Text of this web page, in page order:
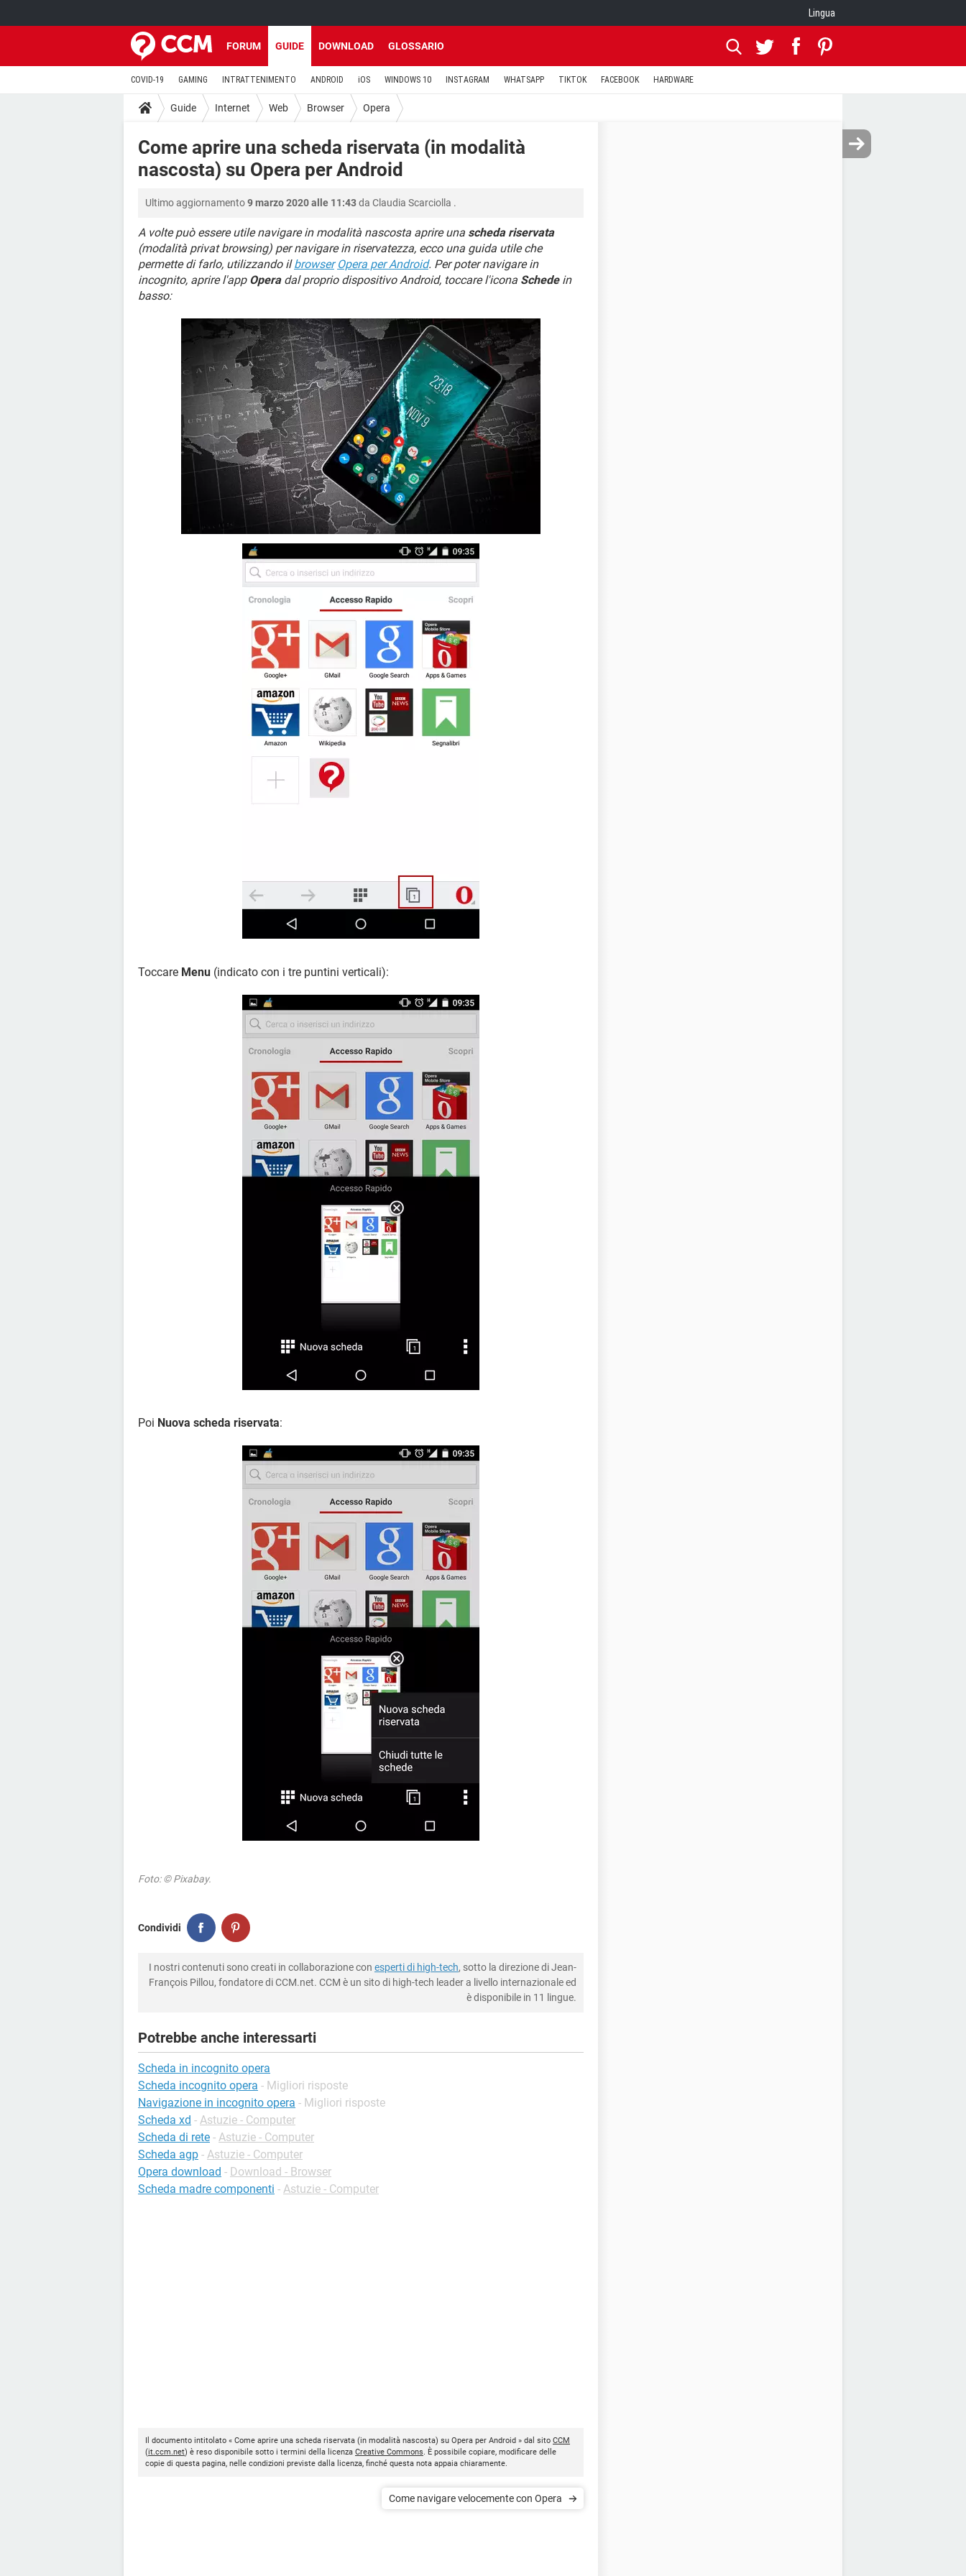
Lingua
FORUM GUIDE DOWNLOAD GLOSSARIO
COVID-19 GAMING INTRATTENIMENTO ANDROID iOS WINDOWS 10 INSTAGRAM WHATSAPP TIKTOK FACEBOOK HARDWARE
Guide Internet Web Browser Opera
Come aprire una scheda riservata (in modalità
nascosta) su Opera per Android
Ultimo aggiornamento9 marzo 2020 alle 11:43da Claudia Scarciolla .
A volte può essere utile navigare in modalità nascosta aprire una scheda riservata
(modalità privat browsing) per navigare in riservatezza, ecco una guida utile che
permette di farlo, utilizzando ilbrowser Opera per Android. Per poter navigare in
incognito, aprire l'app Operadal proprio dispositivo Android, toccare l'icona Schedein
basso:
Toccare Menu (indicato con i tre puntini verticali):
Poi Nuova scheda riservata:
Foto: © Pixabay.
Condividi
I nostri contenuti sono creati in collaborazione con esperti di high-tech, sotto la direzione di Jean-
François Pillou, fondatore di CCM.net. CCM è un sito di high-tech leader a livello internazionale ed
è disponibile in 11 lingue.
Potrebbe anche interessarti
Scheda in incognito opera
Scheda incognito opera - Migliori risposte
Navigazione in incognito opera - Migliori risposte
Scheda xd - Astuzie - Computer
Scheda di rete - Astuzie - Computer
Scheda agp - Astuzie - Computer
Opera download - Download - Browser
Scheda madre componenti - Astuzie - Computer
Il documento intitolato « Come aprire una scheda riservata (in modalità nascosta) su Opera per Android » dal sito CCM
(it.ccm.net) è reso disponibile sotto i termini della licenza Creative Commons. È possibile copiare, modificare delle
copie di questa pagina, nelle condizioni previste dalla licenza, finché questa nota appaia chiaramente.
Come navigare velocemente con Opera